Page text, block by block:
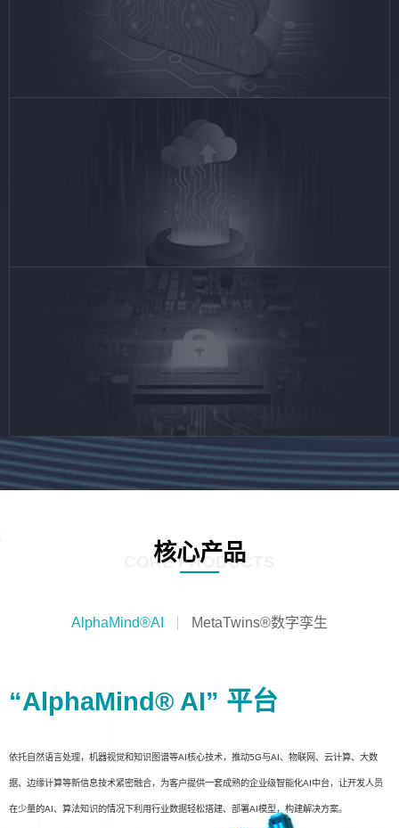
核心产品
CORE PRODUCTS
AlphaMind®AI MetaTwins®数字孪生
“AlphaMind® AI” 平台
依托自然语言处理，机器视觉和知识图谱等AI核心技术，推动5G与AI、物联网、云计算、大数
据、边缘计算等新信息技术紧密融合，为客户提供一套成熟的企业级智能化AI中台，让开发人员
在少量的AI、算法知识的情况下利用行业数据轻松搭建、部署AI模型，构建解决方案。